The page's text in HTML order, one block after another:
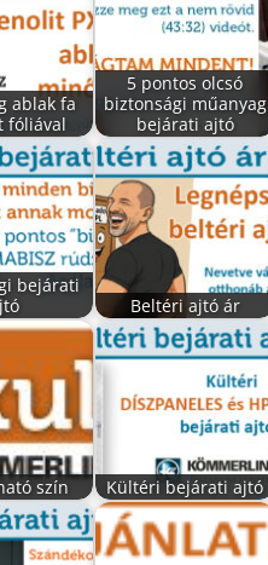
ablak fa
fóliával
5 pontos olcsó
biztonsági műanyag
bejárati ajtó
bejárati
Beltéri ajtó ár
szín Kültéri bejárati ajtó